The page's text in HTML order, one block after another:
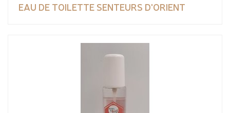
EAU DE TOILETTE SENTEURS D'ORIENT